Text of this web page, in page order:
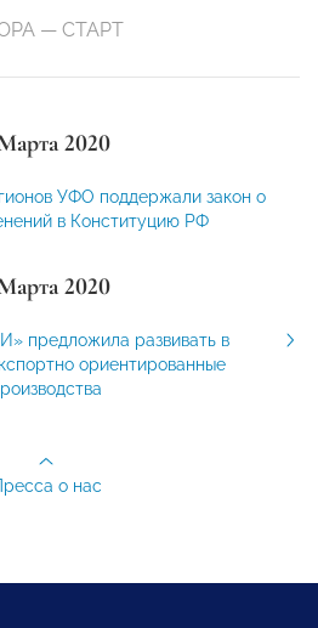
— СТАРТ
2020
УФО поддержали закон о
в Конституцию РФ
2020
предложила развивать в
ориентированные
о нас